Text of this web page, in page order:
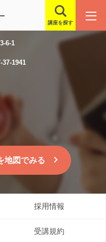
講座を探す
6-1
37-1941
地図でみる
採用情報
受講規約